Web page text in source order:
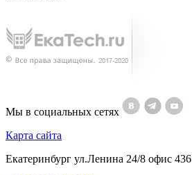
Мы в социальных сетях
Карта сайта
Екатеринбург ул.Ленина 24/8 офис 436